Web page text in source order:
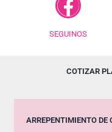
SEGUINOS
COTIZAR
ARREPENTIMIENTO DE